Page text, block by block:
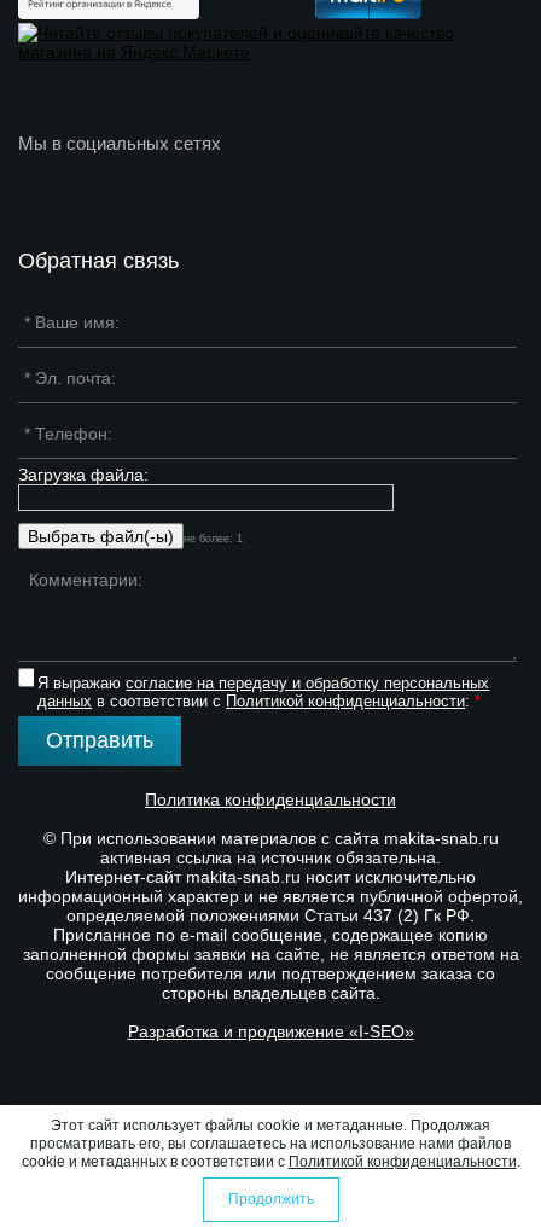
Сравнение
Мы в социальных сетях
Обратная связь
Загрузка файла:
не более: 1
Я выражаюсогласие на передачу и обработку персональных
данных в соответствии с Политикой конфиденциальности:*
Отправить
Политика конфиденциальности
© При использовании материалов с сайта makita-snab.ru
активная ссылка на источник обязательна.
Интернет-сайт makita-snab.ru носит исключительно
информационный характер и не является публичной офертой,
определяемой положениями Статьи 437 (2) Гк РФ.
Присланное по e-mail сообщение, содержащее копию
заполненной формы заявки на сайте, не является ответом на
сообщение потребителя или подтверждением заказа со
стороны владельцев сайта.
Разработка и продвижение «I-SEO»
Этот сайт использует файлы cookie и метаданные. Продолжая
просматривать его, вы соглашаетесь на использование нами файлов
cookie и метаданных в соответствии с Политикой конфиденциальности.
Продолжить